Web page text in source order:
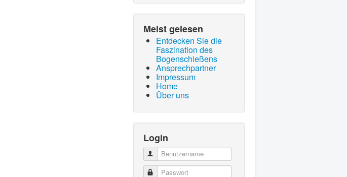
Meist gelesen
Entdecken Sie die
Faszination des
Bogenschießens
Ansprechpartner
Impressum
Home
Über uns
Login
Benutzername
Passwort